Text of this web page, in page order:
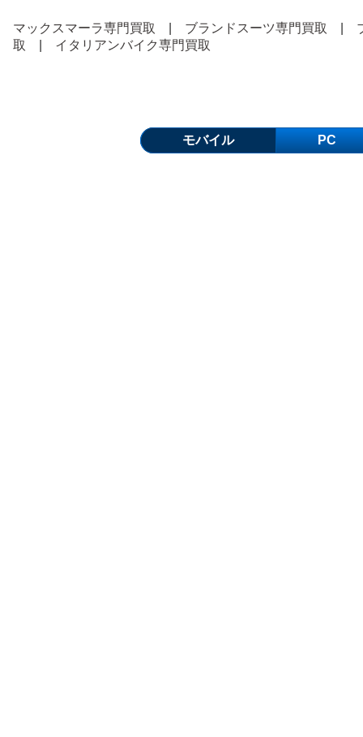
マックスマーラ専門買取 ブランドスーツ専門買取
取
イタリアンバイク専門買取
モバイル PC